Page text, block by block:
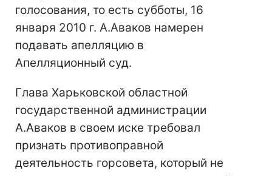
голосования, то есть субботы, 16
января 2010 г. А.Аваков намерен
подавать апелляцию в
Апелляционный суд.
Глава Харьковской областной
государственной администрации
А.Аваков в своем иске требовал
признать противоправной
деятельность горсовета, который не